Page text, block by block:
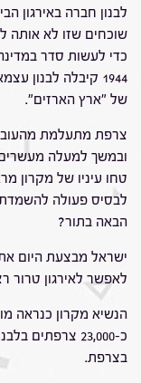
לבנון חברה באירגון
כדי לעשות סדר
1944 קיבלה
של "ארץ הארזים".
צרפת מתעלמת
ובמשך למעלה
טחו עיניו של מקרון
לבסיס פעולה
הבאה בתור?
ישראל מבצעת היום
לאפשר לאירגון טרור
הנשיא מקרון כנראה
בצרפת.